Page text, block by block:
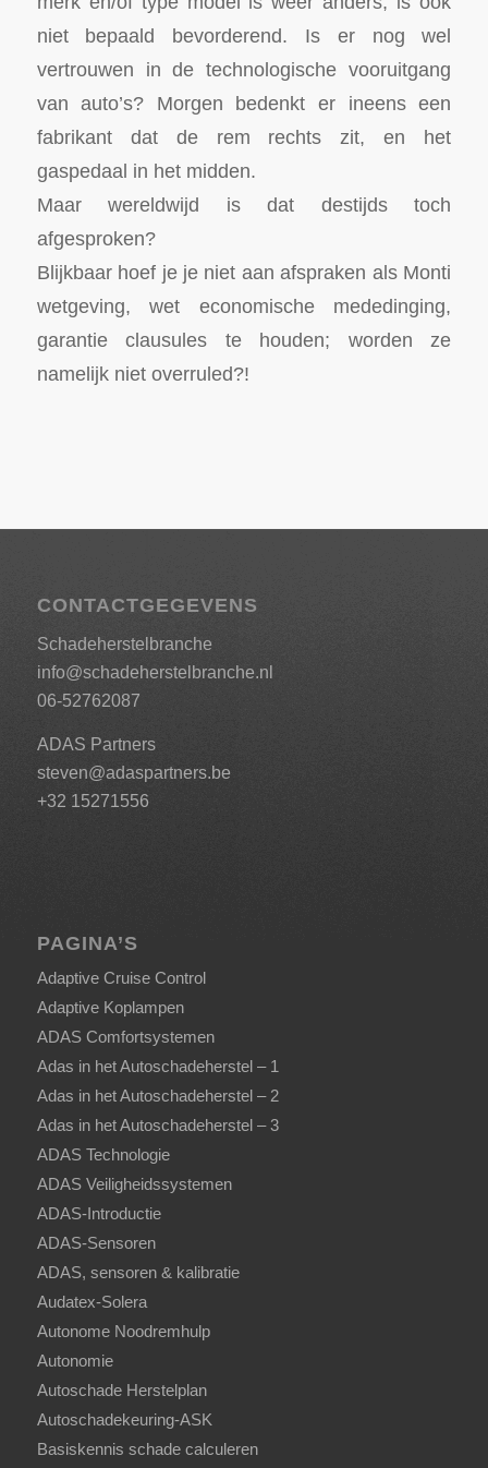
niet bepaald bevorderend. Is er nog wel
vertrouwen in de technologische vooruitgang
van auto’s? Morgen bedenkt er ineens een
fabrikant dat de rem rechts zit, en het
gaspedaal in het midden.
Maar wereldwijd is dat destijds toch
afgesproken?
Blijkbaar hoef je je niet aan afspraken als Monti
wetgeving, wet economische mededinging,
garantie clausules te houden; worden ze
namelijk niet overruled?!
CONTACTGEGEVENS
Schadeherstelbranche
info@schadeherstelbranche.nl
06-52762087
ADAS Partners
steven@adaspartners.be
+32 15271556
PAGINA’S
Adaptive Cruise Control
Adaptive Koplampen
ADAS Comfortsystemen
Adas in het Autoschadeherstel – 1
Adas in het Autoschadeherstel – 2
Adas in het Autoschadeherstel – 3
ADAS Technologie
ADAS Veiligheidssystemen
ADAS-Introductie
ADAS-Sensoren
ADAS, sensoren & kalibratie
Audatex-Solera
Autonome Noodremhulp
Autonomie
Autoschade Herstelplan
Autoschadekeuring-ASK
Basiskennis schade calculeren